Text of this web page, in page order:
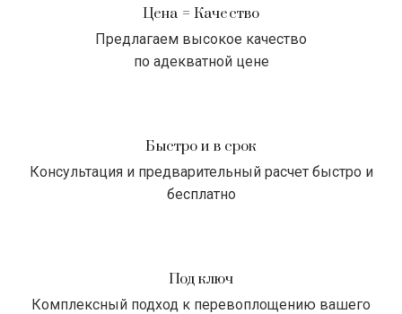
Цена = Качество
Предлагаем высокое качество
по адекватной цене
Быстро и в срок
Консультация и предварительный расчет быстро и
бесплатно
Под ключ
Комплексный подход к перевоплощению вашего